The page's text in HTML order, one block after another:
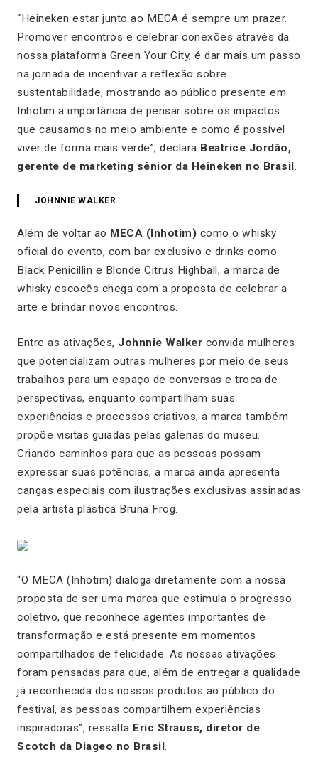
“Heineken estar junto ao MECA é sempre um prazer.
Promover encontros e celebrar conexões através da
nossa plataforma Green Your City, é dar mais um passo
na jornada de incentivar a reflexão sobre
sustentabilidade, mostrando ao público presente em
Inhotim a importância de pensar sobre os impactos
que causamos no meio ambiente e como é possível
viver de forma mais verde”, declara Beatrice Jordão,
gerente de marketing sênior da Heineken no Brasil.
JOHNNIE WALKER
Além de voltar ao MECA (Inhotim) como o whisky
oficial do evento, com bar exclusivo e drinks como
Black Penicillin e Blonde Citrus Highball, a marca de
whisky escocês chega com a proposta de celebrar a
arte e brindar novos encontros.
Entre as ativações, Johnnie Walker convida mulheres
que potencializam outras mulheres por meio de seus
trabalhos para um espaço de conversas e troca de
perspectivas, enquanto compartilham suas
experiências e processos criativos; a marca também
propõe visitas guiadas pelas galerias do museu.
Criando caminhos para que as pessoas possam
expressar suas potências, a marca ainda apresenta
cangas especiais com ilustrações exclusivas assinadas
pela artista plástica Bruna Frog.
“O MECA (Inhotim) dialoga diretamente com a nossa
proposta de ser uma marca que estimula o progresso
coletivo, que reconhece agentes importantes de
transformação e está presente em momentos
compartilhados de felicidade. As nossas ativações
foram pensadas para que, além de entregar a qualidade
já reconhecida dos nossos produtos ao público do
festival, as pessoas compartilhem experiências
inspiradoras”, ressalta Eric Strauss, diretor de
Scotch da Diageo no Brasil.